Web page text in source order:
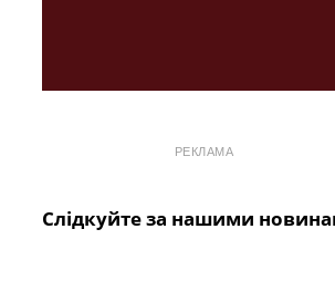
РЕКЛАМА
Слідкуйте за нашими